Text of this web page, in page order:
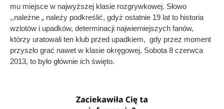
mu miejsce w najwyższej klasie rozgrywkowej. Słowo
,,należne „ należy podkreślić, gdyż ostatnie 19 lat to historia
wzlotów i upadków, determinacji najwierniejszych fanów,
którzy uratowali ten klub przed upadkiem, gdy przez moment
przyszło grać nawet w klasie okręgowej. Sobota 8 czerwca
2013, to było głównie ich święto.